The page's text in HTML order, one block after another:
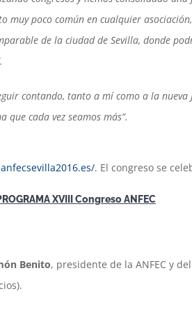
poco común en cualquier
de la ciudad de Sevilla, donde
contando, tanto a mí como a la
cada vez seamos más”.
. El congreso se
XVIII Congreso ANFEC
Benito, presidente de la ANFEC y